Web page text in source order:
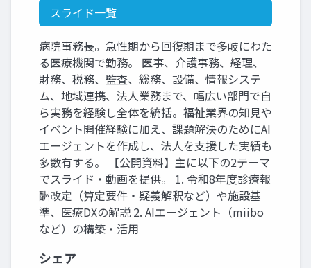
スライド一覧
病院事務長。急性期から回復期まで多岐にわた
る医療機関で勤務。 医事、介護事務、経理、
財務、税務、監査、総務、設備、情報システ
ム、地域連携、法人業務まで、幅広い部門で自
ら実務を経験し全体を統括。福祉業界の知見や
イベント開催経験に加え、課題解決のためにAI
エージェントを作成し、法人を支援した実績も
多数有する。 【公開資料】主に以下の2テーマ
でスライド・動画を提供。 1. 令和8年度診療報
酬改定（算定要件・疑義解釈など）や施設基
準、医療DXの解説 2. AIエージェント（miibo
など）の構築・活用
シェア